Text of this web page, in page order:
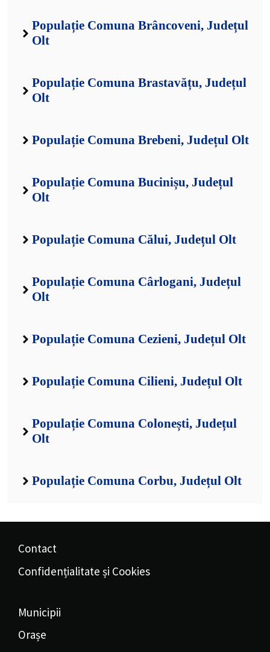
Populație Comuna Brâncoveni, Județul
Olt
Populație Comuna Brastavățu, Județul
Olt
Populație Comuna Brebeni, Județul Olt
Populație Comuna Bucinișu, Județul
Olt
Populație Comuna Călui, Județul Olt
Populație Comuna Cârlogani, Județul
Olt
Populație Comuna Cezieni, Județul Olt
Populație Comuna Cilieni, Județul Olt
Populație Comuna Colonești, Județul
Olt
Populație Comuna Corbu, Județul Olt
Contact
Confidențialitate și Cookies
Municipii
Orașe